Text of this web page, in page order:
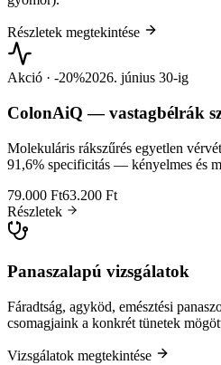
Részletek megtekintése
Akció · -20%2026. június 30-ig
ColonAiQ — vastagbélrák
Molekuláris rákszűrés egyetlen
91,6% specificitás — kényelmes és
79.000 Ft63.200 Ft
Részletek
Panaszalapú vizsgálatok
Fáradtság, agyköd, emésztési
csomagjaink a konkrét tünetek
Vizsgálatok megtekintése